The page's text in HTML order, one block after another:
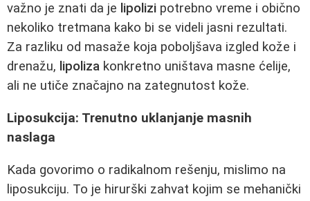
važno je znati da je lipolizi potrebno vreme i obično
nekoliko tretmana kako bi se videli jasni rezultati.
Za razliku od masaže koja poboljšava izgled kože i
drenažu, lipoliza konkretno uništava masne ćelije,
ali ne utiče značajno na zategnutost kože.
Liposukcija: Trenutno uklanjanje masnih
naslaga
Kada govorimo o radikalnom rešenju, mislimo na
liposukciju. To je hirurški zahvat kojim se mehanički